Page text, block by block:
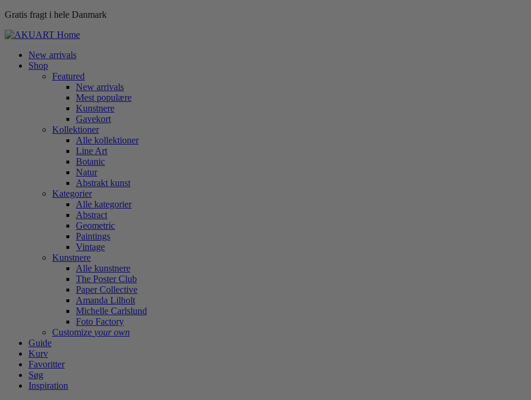
Gratis fragt i hele Danmark
New arrivals
Shop
Featured
New arrivals
Mest populære
Kunstnere
Gavekort
Kollektioner
Alle kollektioner
Line Art
Botanic
Natur
Abstrakt kunst
Kategorier
Alle kategorier
Abstract
Geometric
Paintings
Vintage
Kunstnere
Alle kunstnere
The Poster Club
Paper Collective
Amanda Lilholt
Michelle Carlslund
Foto Factory
Customize your own
Guide
Kurv
Favoritter
Søg
Inspiration